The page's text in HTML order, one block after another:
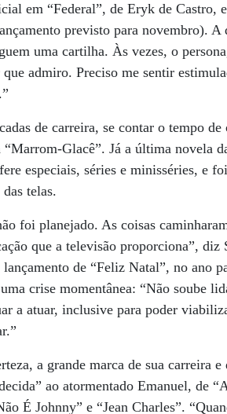
em “Federal”, de Eryk de Castro,
previsto para novembro).
uma cartilha. Às vezes, o
admiro. Preciso me sentir
de carreira, se contar o tempo
“Marrom-Glacê”. Já a última novela
especiais, séries e minisséries, e
telas.
foi planejado. As coisas
que a televisão proporciona”,
de “Feliz Natal”, no ano
crise momentânea: “Não soube
a atuar, inclusive para poder
a grande marca de sua carreira
ao atormentado Emanuel, de
É Johnny” e “Jean Charles”.